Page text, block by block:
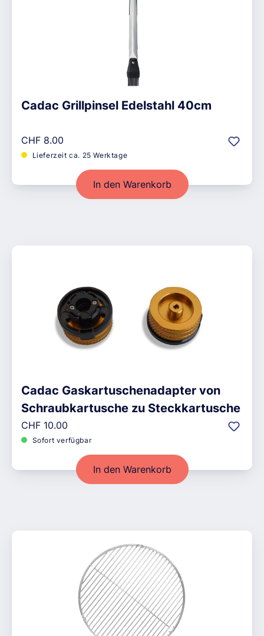
Cadac Grillpinsel Edelstahl 40cm
Regulärer Preis:
CHF 8.00
Lieferzeit ca. 25 Werktage
In den Warenkorb
Cadac Gaskartuschenadapter von
Schraubkartusche zu Steckkartusche
Regulärer Preis:
CHF 10.00
Sofort verfügbar
In den Warenkorb